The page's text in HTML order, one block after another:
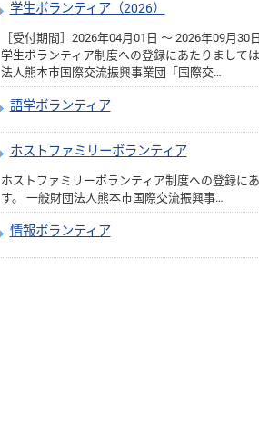
学生ボランティア（2026）
［受付期間］2026年04月01日 ～ 2026年09月30日
学生ボランティア制度への登録にあたりまして
法人熊本市国際交流振興事業団「国際交…
語学ボランティア
ホストファミリーボランティア
ホストファミリーボランティア制度への登録に
す。 一般財団法人熊本市国際交流振興事…
情報ボランティア